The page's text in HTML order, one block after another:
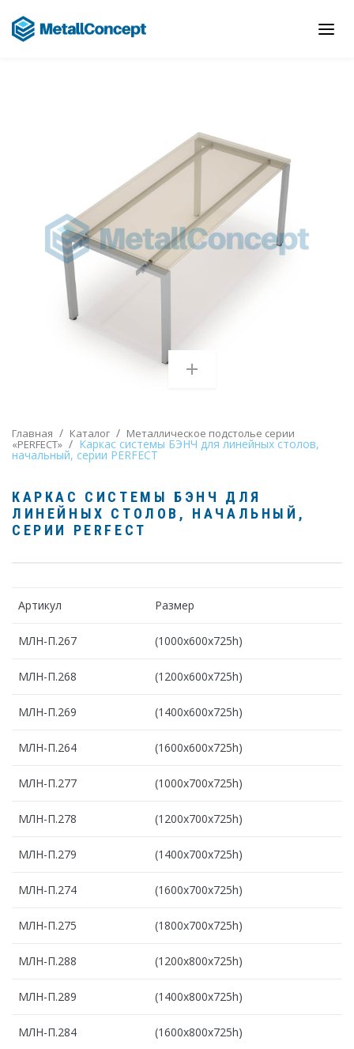
Главная / Каталог / Металлическое подстолье серии
«PERFECT» / Каркас системы БЭНЧ для линейных столов,
начальный, серии PERFECT
КАРКАС СИСТЕМЫ БЭНЧ ДЛЯ
ЛИНЕЙНЫХ СТОЛОВ, НАЧАЛЬНЫЙ ,
СЕРИИ PERFECT
Артикул Размер
МЛН-П.267 (1000х600х725h)
МЛН-П.268 (1200х600х725h)
МЛН-П.269 (1400х600х725h)
МЛН-П.264 (1600х600х725h)
МЛН-П.277 (1000х700х725h)
МЛН-П.278 (1200х700х725h)
МЛН-П.279 (1400х700х725h)
МЛН-П.274 (1600х700х725h)
МЛН-П.275 (1800х700х725h)
МЛН-П.288 (1200х800х725h)
МЛН-П.289 (1400х800х725h)
МЛН-П.284 (1600х800х725h)